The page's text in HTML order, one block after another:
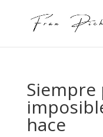
Siempre
hace